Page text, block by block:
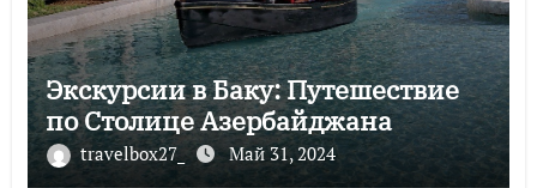
Экскурсии в Баку: Путешествие
по Столице Азербайджана
travelbox27_ Май 31, 2024